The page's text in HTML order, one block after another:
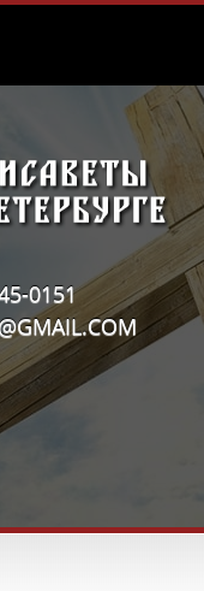
0151